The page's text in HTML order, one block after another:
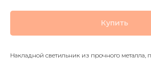
Купить
Накладной светильник из прочного металла,